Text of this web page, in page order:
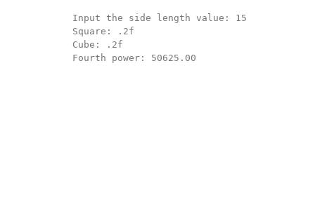
Input the
Fourth power: 50625.00